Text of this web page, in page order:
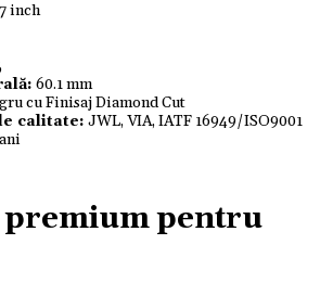
inch
60.1 mm
cu Finisaj Diamond Cut
calitate: JWL, VIA, IATF 16949/ISO9001
premium pentru